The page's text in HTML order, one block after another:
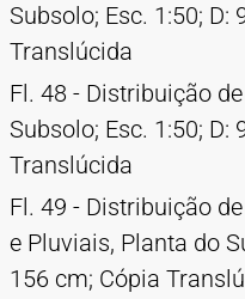
Subsolo; Esc. 1:50; D:
Translúcida
Fl. 48 - Distribuição
Subsolo; Esc. 1:50; D:
Translúcida
Fl. 49 - Distribuição
e Pluviais, Planta do
156 cm; Cópia